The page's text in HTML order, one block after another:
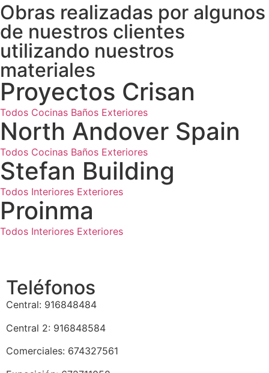
Obras realizadas por algunos
de nuestros clientes
utilizando nuestros
materiales
Proyectos Crisan
Todos Cocinas Baños Exteriores
North Andover Spain
Todos Cocinas Baños Exteriores
Stefan Building
Todos Interiores Exteriores
Proinma
Todos Interiores Exteriores
Teléfonos
Central: 916848484
Central 2: 916848584
Comerciales: 674327561